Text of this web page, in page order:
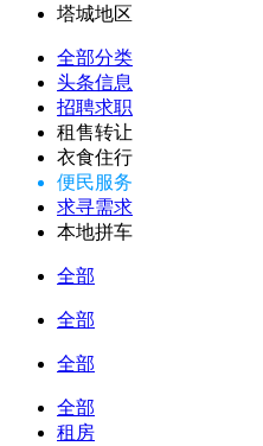
塔城地区
全部分类
头条信息
招聘求职
租售转让
衣食住行
便民服务
求寻需求
本地拼车
全部
全部
全部
全部
租房